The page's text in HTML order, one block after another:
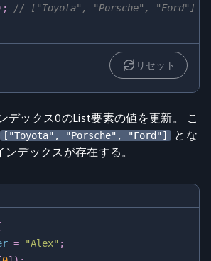
;
// ["Toyota", "Porsche", "Ford"]
リセット
デックス0のList要素の値を更新。 こ
["Toyota", "Porsche", "Ford"]
とな
ンデックスが存在する。
= "Alex" ;